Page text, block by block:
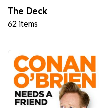
The Deck
62 items